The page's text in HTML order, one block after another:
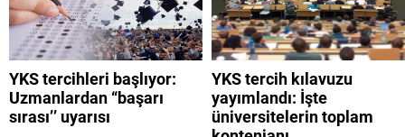
YKS tercihleri başlıyor:
Uzmanlardan “başarı
sırası’’ uyarısı
YKS tercih kılavuzu
yayımlandı: İşte
üniversitelerin toplam